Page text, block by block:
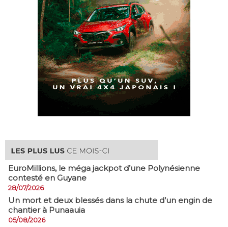
EuroMillions, ​le méga jackpot d’une Polynésienne
contesté en Guyane
28/07/2026
​Un mort et deux blessés dans la chute d’un engin de
chantier à Punaauia
05/08/2026